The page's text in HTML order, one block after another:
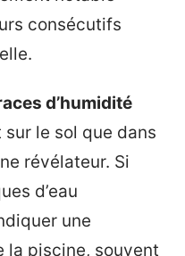
consécutifs
d’humidité
le sol que dans
révélateur. Si
d’eau
une
la piscine, souvent